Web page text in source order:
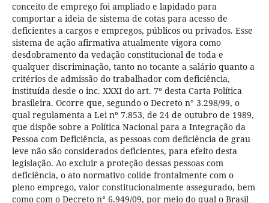
conceito de emprego foi ampliado e lapidado para
comportar a ideia de sistema de cotas para acesso de
deficientes a cargos e empregos, públicos ou privados. Esse
sistema de ação afirmativa atualmente vigora como
desdobramento da vedação constitucional de toda e
qualquer discriminação, tanto no tocante a salário quanto a
critérios de admissão do trabalhador com deficiência,
instituída desde o inc. XXXI do art. 7º desta Carta Política
brasileira. Ocorre que, segundo o Decreto n° 3.298/99, o
qual regulamenta a Lei nº 7.853, de 24 de outubro de 1989,
que dispõe sobre a Política Nacional para a Integração da
Pessoa com Deficiência, as pessoas com deficiência de grau
leve não são considerados deficientes, para efeito desta
legislação. Ao excluir a proteção dessas pessoas com
deficiência, o ato normativo colide frontalmente com o
pleno emprego, valor constitucionalmente assegurado, bem
como com o Decreto n° 6.949/09, por meio do qual o Brasil